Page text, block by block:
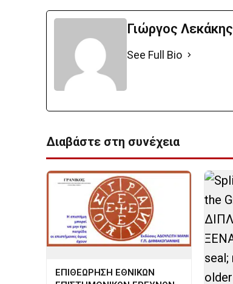
Γιώργος Λεκάκης
See Full Bio
Διαβάστε στη συνέχεια
ΕΠΙΘΕΩΡΗΣΗ ΕΘΝΙΚΩΝ